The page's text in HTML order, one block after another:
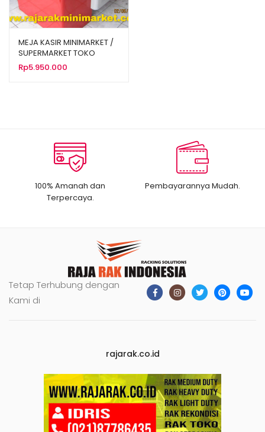
MEJA KASIR MINIMARKET /
SUPERMARKET TOKO
ALFAMIDI TIPE MK-01
Rp5.950.000
100% Amanah dan
Terpercaya.
Pembayarannya Mudah.
Tetap Terhubung dengan
Kami di
rajarak.co.id